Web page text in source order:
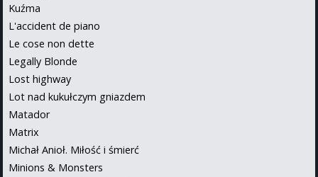
Kuźma
L'accident de piano
Le cose non dette
Legally Blonde
Lost highway
Lot nad kukułczym gniazdem
Matador
Matrix
Michał Anioł. Miłość i śmierć
Minions & Monsters